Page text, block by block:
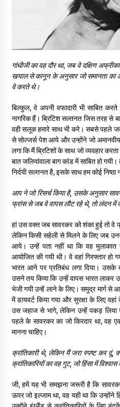
गांधीजी का वह दौर था, जब वे दक्षिण
खयाल से कानून के अनुसार जो समानता का
वे करते थे।
बिल्कुल, वे अपनी वफादारी भी साबित
नागरिक हैं। ब्रिटिश सल्तनत जिस तरह से
वही सलूक हमारे साथ भी करे। सबसे पहले
से सोल्जर्स पेश आये और उन्होंने जो अमानवीय
लगा कि मैं ब्रिटिशों के साथ जो व्यवहार
बात जलियांवाला बाग कांड में साबित हो
निर्दयी सल्तनत है, इसके साथ हम कोई
आप ने जो रिसर्च किया है, उसके अनुसार
फ्रांस से जब वे वापस लौट रहे थे, तो लंदन में
हां उस वक्त जब सावरकर को शंका हुई तो
लेकिन किसी सहेली से मिलने के लिए जब
आये। उन्हें पता नहीं था कि वह मुलाकात
आयोजित की गयी थी। वे वहां गिरफ्तार
भारत आने पर प्रतिबंध लगा दिया। उसके
उसने तय किया कि उन्हें वापस भारत
भेजी गयी उन्हें लाने के लिए। समुद्र मार्ग
में डायवर्ट किया गया और सुरक्षा के लिए
उस जहाज से भागे, लेकिन उन्हें पकड़ लिया
पहले के सावरकर का जो किरदार था, वह
मानना चाहिए।
क्रांतिकारी थे, लेकिन मैं जरा स्पष्ट कर दूं,
क्रांतिकारियों का वह गुट, जो हिंसा में
जी, हमें यह भी समझना जरूरी है कि
ऊपर जो इल्जाम था, वह यही था कि उन्होंने